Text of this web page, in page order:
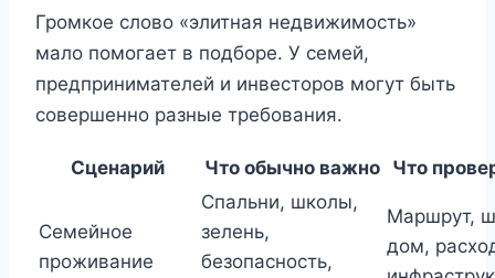
Громкое слово «элитная недвижимость»
мало помогает в подборе. У семей,
предпринимателей и инвесторов могут быть
совершенно разные требования.
Сценарий Что обычно важно Что
Семейное
проживание
Спальни, школы,
зелень,
безопасность,
Маршрут,
дом,